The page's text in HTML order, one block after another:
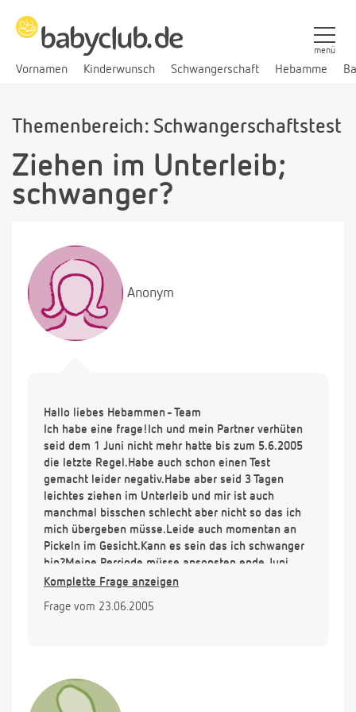
Vornamen Kinderwunsch Schwangerschaft Hebamme
menü
Themenbereich: Schwangerschaftstest
Ziehen im Unterleib;
schwanger?
Anonym
Hallo liebes Hebammen - Team
Ich habe eine frage!Ich und mein Partner verhüten
seid dem 1 Juni nicht mehr hatte bis zum 5.6.2005
die letzte Regel.Habe auch schon einen Test
gemacht leider negativ.Habe aber seid 3 Tagen
leichtes ziehen im Unterleib und mir ist auch
manchmal bisschen schlecht aber nicht so das ich
mich übergeben müsse.Leide auch momentan an
Pickeln im Gesicht.Kann es sein das ich schwanger
bin?Meine Perriode müsse ansonsten ende Juni
kommen aber es ist komisch das ich so ein ziehen
Komplette Frage anzeigen
Frage vom 23.06.2005